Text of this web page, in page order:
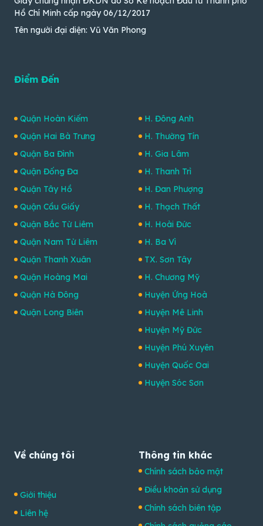
Hồ Chí Minh cấp ngày 06/12/2017
Tên người đại diện: Vũ Văn Phong
Điểm Đến
Quận Hoàn Kiếm
Quận Hai Bà Trưng
Quận Ba Đình
Quận Đống Đa
Quận Tây Hồ
Quận Cầu Giấy
Quận Bắc Từ Liêm
Quận Nam Từ Liêm
Quận Thanh Xuân
Quận Hoàng Mai
Quận Hà Đông
Quận Long Biên
H. Đông Anh
H. Thường Tín
H. Gia Lâm
H. Thanh Trì
H. Đan Phượng
H. Thạch Thất
H. Hoài Đức
H. Ba Vì
TX. Sơn Tây
H. Chương Mỹ
Huyện Ứng Hoà
Huyện Mê Linh
Huyện Mỹ Đức
Huyện Phú Xuyên
Huyện Quốc Oai
Huyện Sóc Sơn
Về chúng tôi
Giới thiệu
Liên hệ
Thông tin khác
Chính sách bảo mật
Điều khoản sử dụng
Chính sách biên tập